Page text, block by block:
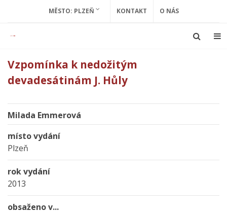
MĚSTO: PLZEŇ KONTAKT O NÁS
Vzpomínka k nedožitým
devadesátinám J. Hůly
Milada Emmerová
místo vydání
Plzeň
rok vydání
2013
obsaženo v...